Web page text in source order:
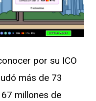
por su ICO
más de 73
millones de